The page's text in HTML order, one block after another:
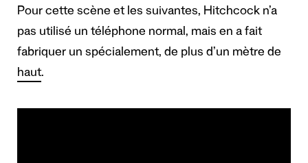
Pour cette scène et les suivantes, Hitchcock n’a
pas utilisé un téléphone normal, mais en a fait
fabriquer un spécialement, de plus d’un mètre de
haut.